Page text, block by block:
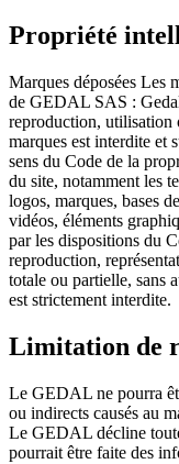
Propriété
Marques déposées Les
de GEDAL SAS :
reproduction, utilisation
marques est interdite et
sens du Code de la
du site, notamment les
logos, marques, bases
vidéos, éléments
par les dispositions du
reproduction,
totale ou partielle, sans
est strictement interdite.
Limitation de
Le GEDAL ne pourra
ou indirects causés au
Le GEDAL décline
pourrait être faite des